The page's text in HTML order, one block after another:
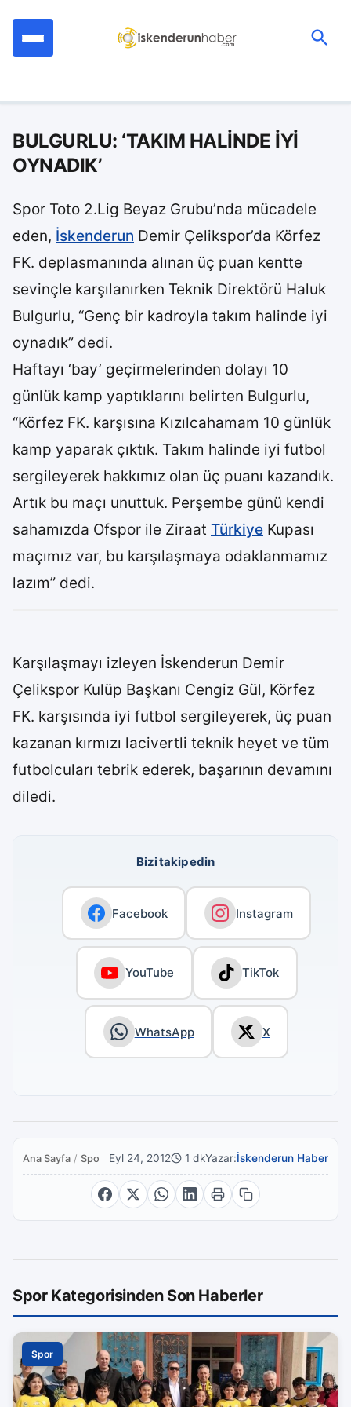
BULGURLU: ‘TAKIM HALİNDE İYİ
OYNADIK’
Spor Toto 2.Lig Beyaz Grubu’nda mücadele
eden, İskenderun Demir Çelikspor’da Körfez
FK. deplasmanında alınan üç puan kentte
sevinçle karşılanırken Teknik Direktörü Haluk
Bulgurlu, “Genç bir kadroyla takım halinde iyi
oynadık” dedi.
Haftayı ‘bay’ geçirmelerinden dolayı 10
günlük kamp yaptıklarını belirten Bulgurlu,
“Körfez FK. karşısına Kızılcahamam 10 günlük
kamp yaparak çıktık. Takım halinde iyi futbol
sergileyerek hakkımız olan üç puanı kazandık.
Artık bu maçı unuttuk. Perşembe günü kendi
sahamızda Ofspor ile Ziraat Türkiye Kupası
maçımız var, bu karşılaşmaya odaklanmamız
lazım” dedi.
Karşılaşmayı izleyen İskenderun Demir
Çelikspor Kulüp Başkanı Cengiz Gül, Körfez
FK. karşısında iyi futbol sergileyerek, üç puan
kazanan kırmızı lacivertli teknik heyet ve tüm
futbolcuları tebrik ederek, başarının devamını
diledi.
Bizi takip edin
Facebook Instagram
YouTube TikTok
WhatsApp X
Ana Sayfa / Spor Eyl 24, 2012 1 dkYazar:İskenderun Haber
Spor Kategorisinden Son Haberler
Spor